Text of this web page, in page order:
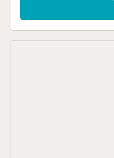
totalmente equipada
lavavajillas y menaje,